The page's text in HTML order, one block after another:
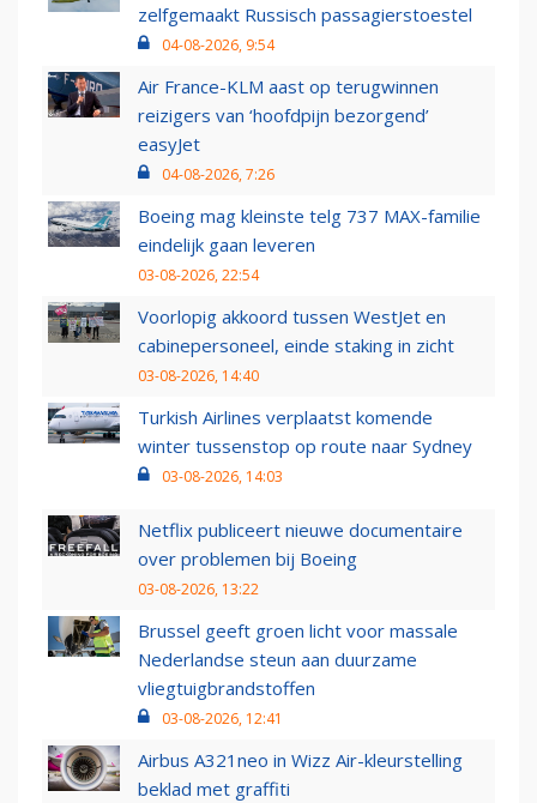
zelfgemaakt Russisch passagierstoestel
04-08-2026, 9:54
Air France-KLM aast op terugwinnen
reizigers van ‘hoofdpijn bezorgend’
easyJet
04-08-2026, 7:26
Boeing mag kleinste telg 737 MAX-familie
eindelijk gaan leveren
03-08-2026, 22:54
Voorlopig akkoord tussen WestJet en
cabinepersoneel, einde staking in zicht
03-08-2026, 14:40
Turkish Airlines verplaatst komende
winter tussenstop op route naar Sydney
03-08-2026, 14:03
Netflix publiceert nieuwe documentaire
over problemen bij Boeing
03-08-2026, 13:22
Brussel geeft groen licht voor massale
Nederlandse steun aan duurzame
vliegtuigbrandstoffen
03-08-2026, 12:41
Airbus A321neo in Wizz Air-kleurstelling
beklad met graffiti